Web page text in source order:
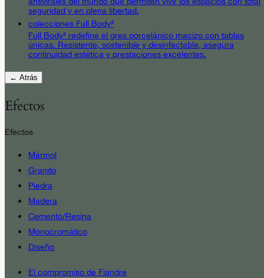
seguridad y en plena libertad.
colecciones Full Body³
Full Body³ redefine el gres porcelánico macizo con tablas
únicas. Resistente, sostenible y desinfectable, asegura
continuidad estética y prestaciones excelentes.
← Atrás
Efectos
Efectos
Mármol
Granito
Piedra
Madera
Cemento/Resina
Monocromático
Diseño
El compromiso de Fiandre